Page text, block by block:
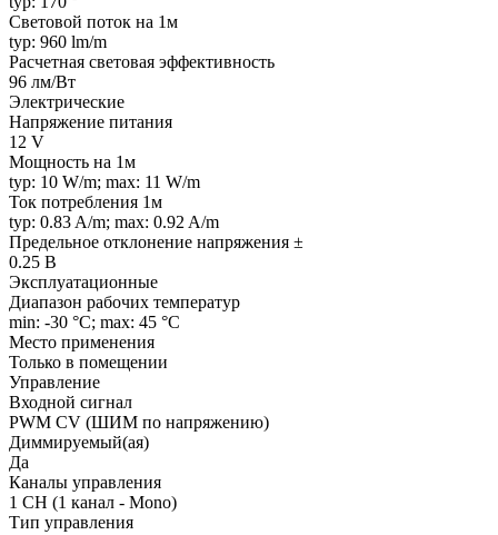
Световой поток на 1м
typ: 960 lm/m
Расчетная световая эффективность
96 лм/Вт
Электрические
Напряжение питания
12 V
Мощность на 1м
typ: 10 W/m; max: 11 W/m
Ток потребления 1м
typ: 0.83 A/m; max: 0.92 A/m
Предельное отклонение напряжения ±
0.25 В
Эксплуатационные
Диапазон рабочих температур
min: -30 °C; max: 45 °C
Место применения
Только в помещении
Управление
Входной сигнал
PWM СV (ШИМ по напряжению)
Диммируемый(ая)
Да
Каналы управления
1 CH (1 канал - Mono)
Тип управления